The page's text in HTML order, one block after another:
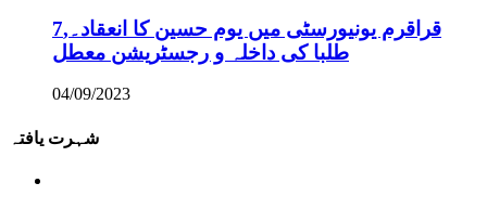
قراقرم یونیورسٹی میں یوم حسین کا انعقاد۔,7
طلبا کی داخلہ و رجسٹریشن معطل
04/09/2023
شہرت یافتہ